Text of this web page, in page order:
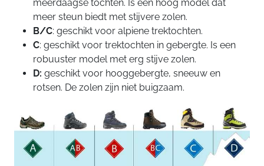
meerdaagse tochten. Is een hoog model dat
meer steun biedt met stijvere zolen.
B/C: geschikt voor alpiene trektochten.
C: geschikt voor trektochten in gebergte. Is een
robuuster model met erg stijve zolen.
D: geschikt voor hooggebergte, sneeuw en
rotsen. De zolen zijn niet buigzaam.